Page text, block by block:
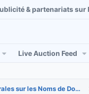
& partenariats sur
Live Auction Feed
Discussions Générales sur les Noms de Domaine